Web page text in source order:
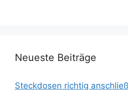
Neueste Beiträge
Steckdosen richtig